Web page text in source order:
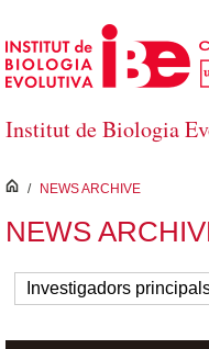
Skip to Main Content
Institut de Biologia
inici
/ NEWS ARCHIVE
NEWS